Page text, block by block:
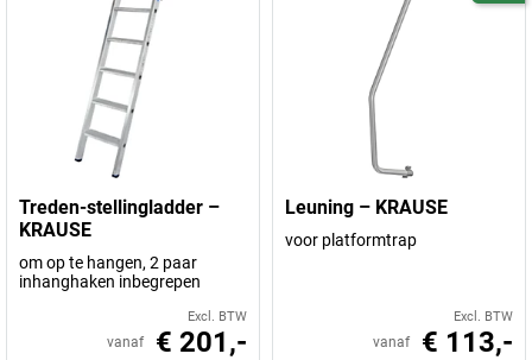
Treden-stellingladder –
KRAUSE
om op te hangen, 2 paar
inhanghaken inbegrepen
Excl. BTW
vanaf € 201,-
Leuning – KRAUSE
voor platformtrap
Excl. BTW
vanaf € 113,-